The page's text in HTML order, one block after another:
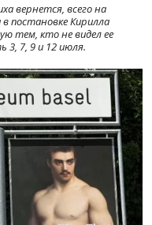
вернется, всего на
постановке Кирилла
тем, кто не видел ее
3, 7, 9 и 12 июля.